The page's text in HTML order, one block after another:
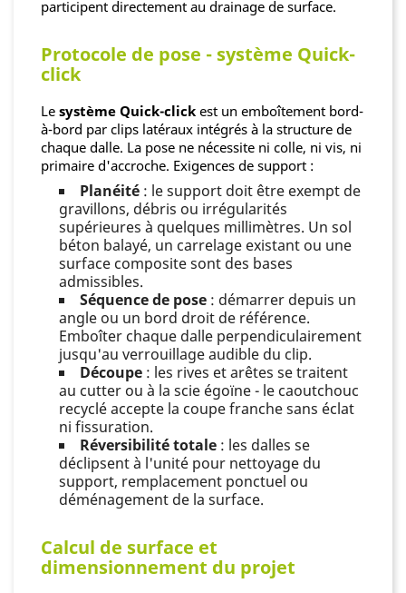
participent directement au drainage de surface.
Protocole de pose - système Quick-
click
Le système Quick-click est un emboîtement bord-
à-bord par clips latéraux intégrés à la structure de
chaque dalle. La pose ne nécessite ni colle, ni vis, ni
primaire d'accroche. Exigences de support :
Planéité : le support doit être exempt de
gravillons, débris ou irrégularités
supérieures à quelques millimètres. Un sol
béton balayé, un carrelage existant ou une
surface composite sont des bases
admissibles.
Séquence de pose : démarrer depuis un
angle ou un bord droit de référence.
Emboîter chaque dalle perpendiculairement
jusqu'au verrouillage audible du clip.
Découpe : les rives et arêtes se traitent
au cutter ou à la scie égoïne - le caoutchouc
recyclé accepte la coupe franche sans éclat
ni fissuration.
Réversibilité totale : les dalles se
déclipsent à l'unité pour nettoyage du
support, remplacement ponctuel ou
déménagement de la surface.
Calcul de surface et
dimensionnement du projet